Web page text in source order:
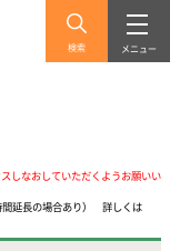
検索 メニュー
しなおしていただくようお願いい
延長の場合あり） 詳しくは